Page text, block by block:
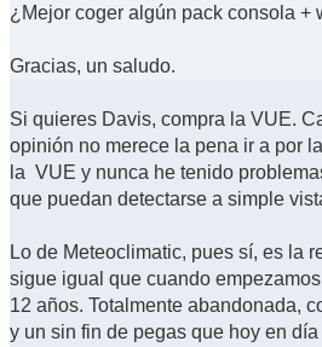
¿Mejor coger algún pack consola +
Gracias, un saludo.
Si quieres Davis, compra la VUE.
opinión no merece la pena ir a por
la VUE y nunca he tenido
que puedan detectarse a simple
Lo de Meteoclimatic, pues sí, es la
sigue igual que cuando
12 años. Totalmente abandonada,
y un sin fin de pegas que hoy en